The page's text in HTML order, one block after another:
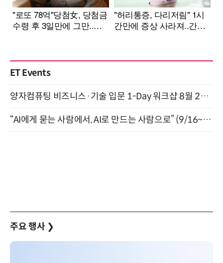
ET Events
양자컴퓨팅 비즈니스·기술 입문 1-Day 워크샵 8월 28일 개최
“AI에게 묻는 사람에서, AI로 만드는 사람으로” (9/16~17)
주요 행사 ❯